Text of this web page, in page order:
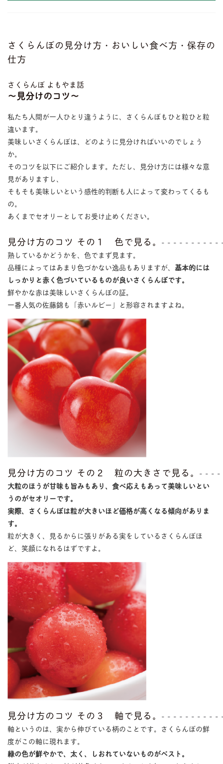
さくらんぼの見分け方・おいしい食べ方・保存の
仕方
さくらんぼ よもやま話
〜見分けのコツ〜
私たち人間が一人ひとり違うように、さくらんぼもひと粒ひと粒
違います。
美味しいさくらんぼは、どのように見分ければいいのでしょう
か。
そのコツを以下にご紹介します。ただし、見分け方には様々な意
見がありますし、
そもそも美味しいという感性的判断も人によって変わってくるも
の。
あくまでセオリーとしてお受け止めください。
見分け方のコツ その１ 色で見る。
熟しているかどうかを、色でまず見ます。
品種によってはあまり色づかない逸品もありますが、 基本的には
しっかりと赤く色づいているものが良いさくらんぼです。
鮮やかな赤は美味しいさくらんぼの証。
一番人気の佐藤錦も「赤いルビー」と形容されますよね。
見分け方のコツ その２ 粒の大きさで見る。
大粒のほうが甘味も旨みもあり、食べ応えもあって美味しいとい
うのがセオリーです。
実際、さくらんぼは粒が大きいほど価格が高くなる傾向がありま
す。
粒が大きく、見るからに張りがある実をしているさくらんぼほ
ど、笑顔になれるはずですよ。
見分け方のコツ その３ 軸で見る。
軸というのは、実から伸びている柄のことです。さくらんぼの鮮
度がこの軸に現れます。
緑の色が鮮やかで、太く、しおれていないものがベスト。